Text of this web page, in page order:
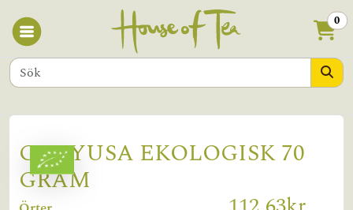
0
GUAYUSA EKOLOGISK 70
GRAM